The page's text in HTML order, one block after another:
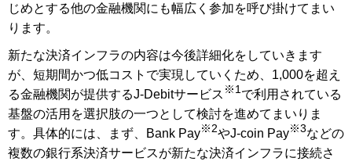
じめとする他の金融機関にも幅広く参加を呼び掛けてまい
ります。
新たな決済インフラの内容は今後詳細化をしていきます
が、短期間かつ低コストで実現していくため、1,000を超え
る金融機関が提供するJ-Debitサービス ※1で利用されている
基盤の活用を選択肢の一つとして検討を進めてまいりま
す。具体的には、まず、Bank Pay※2やJ-coin Pay※3などの
複数の銀行系決済サービスが新たな決済インフラに接続さ